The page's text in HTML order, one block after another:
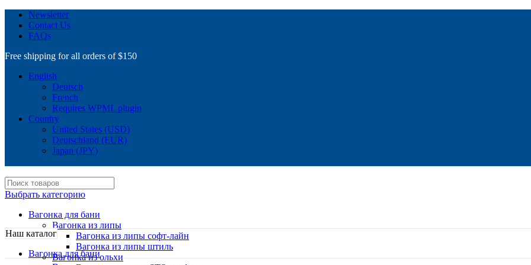
Newsletter
Contact Us
FAQs
Free shipping for all orders of $150
English
Deutsch
French
Requires WPML plugin
Country
United States (USD)
Deutschland (EUR)
Japan (JPY)
Выбрать категорию
Вагонка для бани
Вагонка из липы
Вагонка из липы софт-лайн
Вагонка из липы штиль
Вагонка из ольхи
Наш каталог
Вагонка для бани